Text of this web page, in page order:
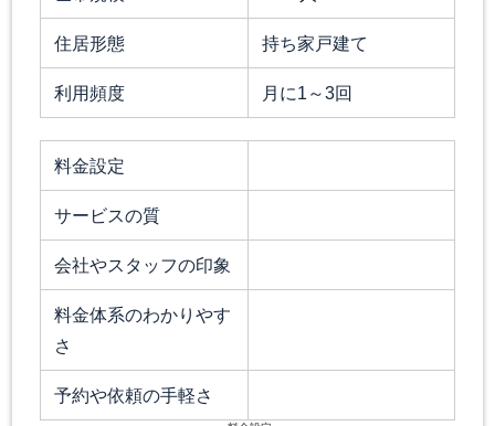
住居形態 持ち家戸建て
利用頻度 月に1～3回
料金設定
サービスの質
会社やスタッフの印象
料金体系のわかりやす
さ
予約や依頼の手軽さ